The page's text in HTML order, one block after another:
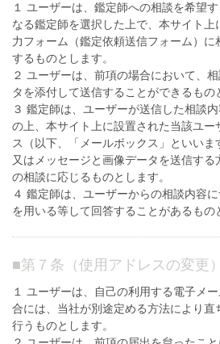
１ ユーザーは、鑑定師への相談を希望
なる鑑定師を選択した上で、本サイト上
力フォーム（鑑定依頼送信フォーム）
するものとします。
２ ユーザーは、前項の場合において、
タを添付して送信することができるもの
３ 鑑定師は、ユーザーが送信した相談
の上、本サイト上に設置された当該ユー
ス（以下、「メールボックス」といい
又はメッセージと画像データを送信する
の相談に応じるものとします。
４ 鑑定師は、ユーザーからの相談内容
を用いる等して回答することがあるもの
■第７条（使用アドレスの変更）
１ ユーザーは、自己の利用する電子メ
合には、当社が別途定める方法により直
行うものとします。